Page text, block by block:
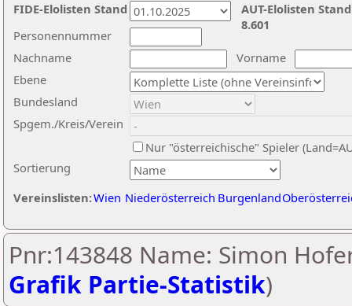
Nachname
Vorname
Ebene
Sortierung
Personennummer
Bundesland
Spgem./Kreis/Verein
Nur "österreichische" Spieler
Vereinslisten:Wien Niederösterreich Burgenland
AUT-Elolisten
8.601
FIDE-Elolisten Stand
Pnr:143848 Name: Simon
Grafik Partie-Statistik)